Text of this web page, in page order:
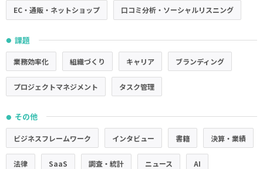
EC・通販・ネットショップ 口コミ分析・ソーシャルリスニング
● 課題
業務効率化 組織づくり キャリア ブランディング
プロジェクトマネジメント タスク管理
● その他
ビジネスフレームワーク インタビュー 書籍 決算・業績
法律 SaaS 調査・統計 ニュース AI